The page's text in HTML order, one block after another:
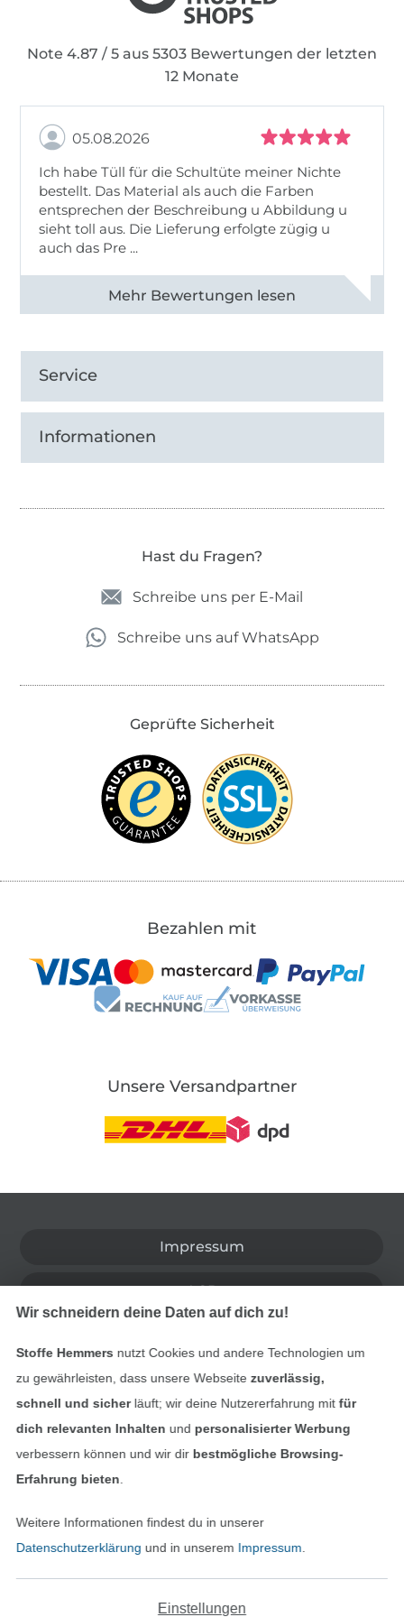
Note 4.87 / 5 aus 5303 Bewertungen der letzten
12 Monate
05.08.2026
Ich habe Tüll für die Schultüte meiner Nichte
bestellt. Das Material als auch die Farben
entsprechen der Beschreibung u Abbildung u
sieht toll aus. Die Lieferung erfolgte zügig u
auch das Pre ...
Alle 82950 Bewertungen ansehen
Service
Informationen
Hast du Fragen?
Schreibe uns per E-Mail
Schreibe uns auf WhatsApp
Geprüfte Sicherheit
Bezahlen mit
Unsere Versandpartner
Impressum
AGB
Widerrufsrecht
Kontakt
Bestellung widerrufen
Finde mehr Inspiration
Wir schneidern deine Daten auf dich zu!
Stoffe Hemmers nutzt Cookies und andere Technologien um
zu gewährleisten, dass unsere Webseite zuverlässig,
schnell und sicherläuft; wir deine Nutzererfahrung mitfür
dich relevanten Inhalten und personalisierter Werbung
verbessern können und wir dir bestmögliche Browsing-
Erfahrung bieten
Weitere Informationen findest du in unserer
Datenschutzerklärung und in unserem Impressum
Einstellungen